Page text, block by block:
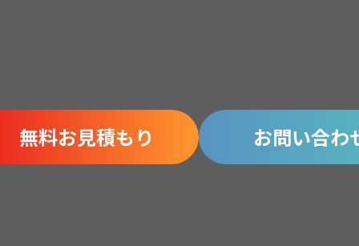
無料お見積もり お問い合わ